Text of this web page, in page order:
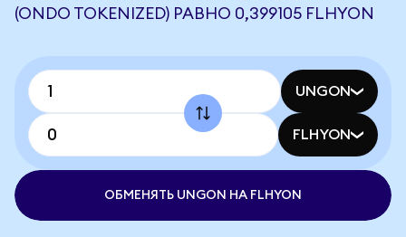
(ONDO TOKENIZED) РАВНО 0,399105 FLHYON
UNGON
FLHYON
ОБМЕНЯТЬ UNGON НА FLHYON